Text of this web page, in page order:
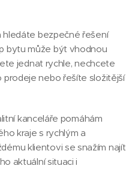
bezpečné řešení
bytu může být vhodnou
jednat rychle, nechcete
nebo řešíte složitější
kanceláře pomáhám
kraje s rychlým a
klientovi se snažím najít
aktuální situaci i